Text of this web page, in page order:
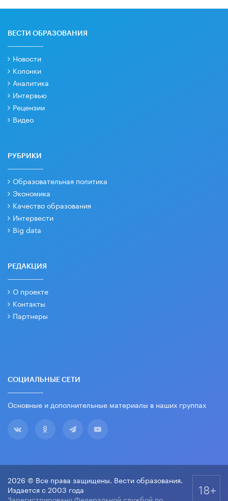
ВЕСТИ ОБРАЗОВАНИЯ
Новости
Колонки
Аналитика
Интервью
Рецензии
Видео
РУБРИКИ
Образовательная политика
Экономика
Качество образования
Интервести
Big data
РЕДАКЦИЯ
О проекте
Контакты
Партнеры
СОЦИАЛЬНЫЕ СЕТИ
Основные и дополнительные материалы в наших группах
2026 © Все права защищены. Вести образования.
Издается с 2003 года
Зарегистрировано Федеральной службой по
18+